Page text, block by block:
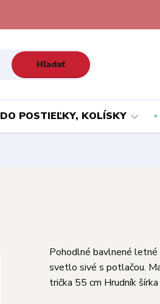
Hľadať
DO POSTIEĽKY, KOLÍSKY
Pohodlné bavlnené letné
svetlo sivé s potlačou.
trička 55 cm Hrudník